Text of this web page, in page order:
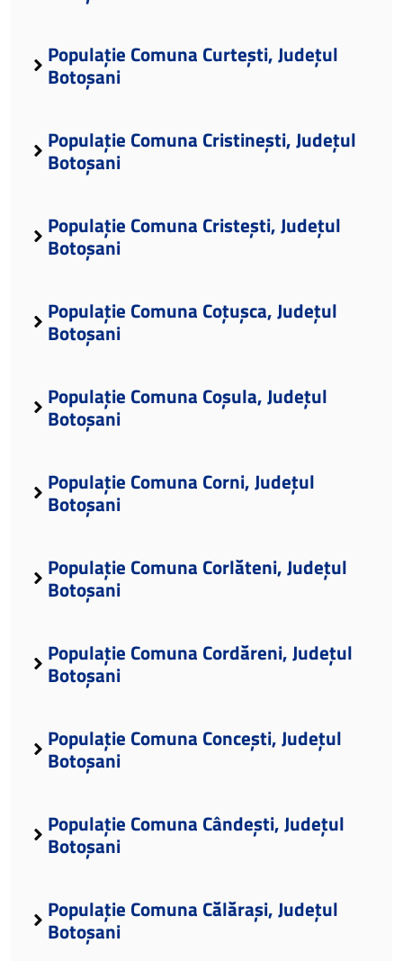
Populație Comuna Curtești, Județul
Botoșani
Populație Comuna Cristinești, Județul
Botoșani
Populație Comuna Cristești, Județul
Botoșani
Populație Comuna Coțușca, Județul
Botoșani
Populație Comuna Coșula, Județul
Botoșani
Populație Comuna Corni, Județul
Botoșani
Populație Comuna Corlăteni, Județul
Botoșani
Populație Comuna Cordăreni, Județul
Botoșani
Populație Comuna Concești, Județul
Botoșani
Populație Comuna Cândești, Județul
Botoșani
Populație Comuna Călărași, Județul
Botoșani